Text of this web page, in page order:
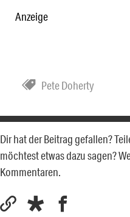
Anzeige
Pete Doherty
Dir hat der Beitrag gefallen?
möchtest etwas dazu sagen?
Kommentaren.